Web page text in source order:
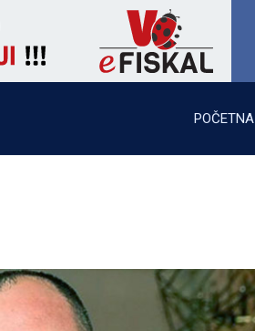
POČETNA